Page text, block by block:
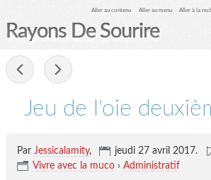
Aller au contenu Aller au menu Aller à la
Rayons De Sourire
Biblio Muco
Jeu de l'oie
Par Jessicalamity, jeudi 27 avril 2017.
Vivre avec la muco › Administratif